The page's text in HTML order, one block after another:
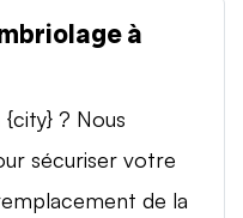
à
? Nous
sécuriser votre
de la